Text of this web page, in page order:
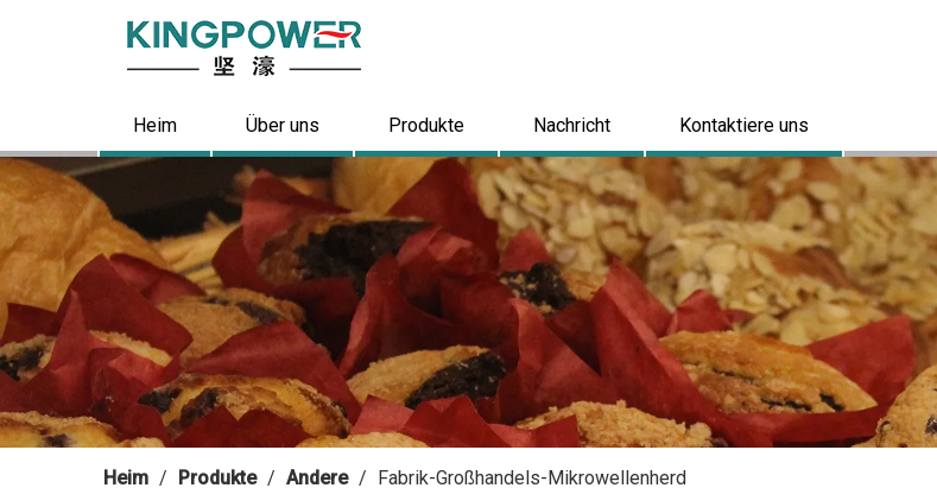
Heim Über uns Produkte Nachricht Kontaktiere uns
Heim / Produkte / Andere / Fabrik-Großhandels-Mikrowellenherd